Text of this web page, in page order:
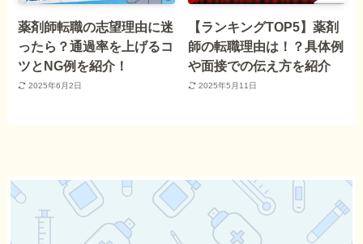
薬剤師転職の志望理由に迷
ったら？通過率を上げるコ
ツとNG例を紹介！
2025年6月2日
【ランキングTOP5】薬剤
師の転職理由は！？具体例
や面接での伝え方を紹介
2025年5月11日